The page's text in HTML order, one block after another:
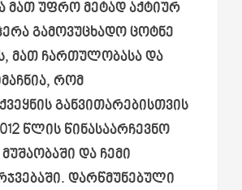
მათ უფრო მეტად აქტიურ
გამოვუცხადო ცოტნე
მათ ჩართულობასა და
რომ
განვითარებისთვის
წლის წინასაარჩევნო
და ჩემი
დარწმუნებული